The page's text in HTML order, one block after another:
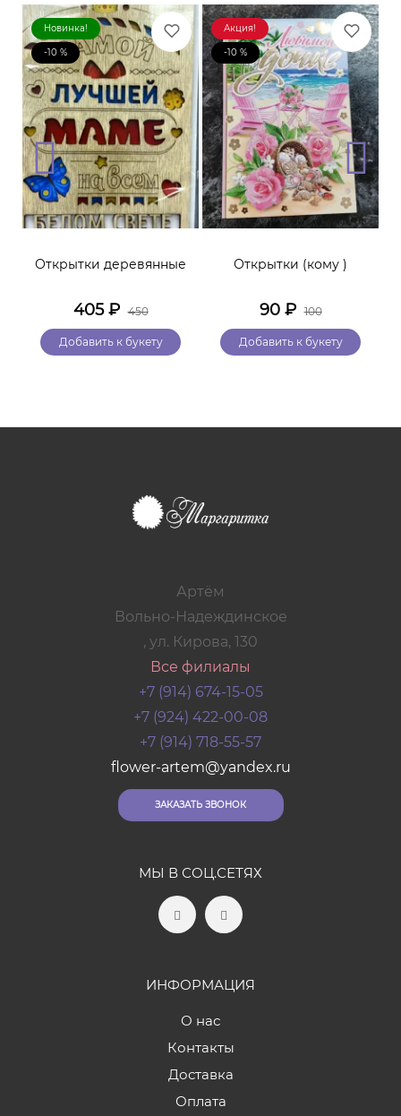
Новинка!
-10 %
Открытки деревянные
405₽ 450
Добавить к букету
Акция!
-10 %
Открытки (кому )
90₽ 100
Добавить к букету
Артём
Вольно-Надеждинское
, ул. Кирова, 130
Все филиалы
+7 (914) 674-15-05
+7 (924) 422-00-08
+7 (914) 718-55-57
flower-artem@yandex.ru
ЗАКАЗАТЬ ЗВОНОК
МЫ В СОЦ.СЕТЯХ
ИНФОРМАЦИЯ
О нас
Контакты
Доставка
Оплата